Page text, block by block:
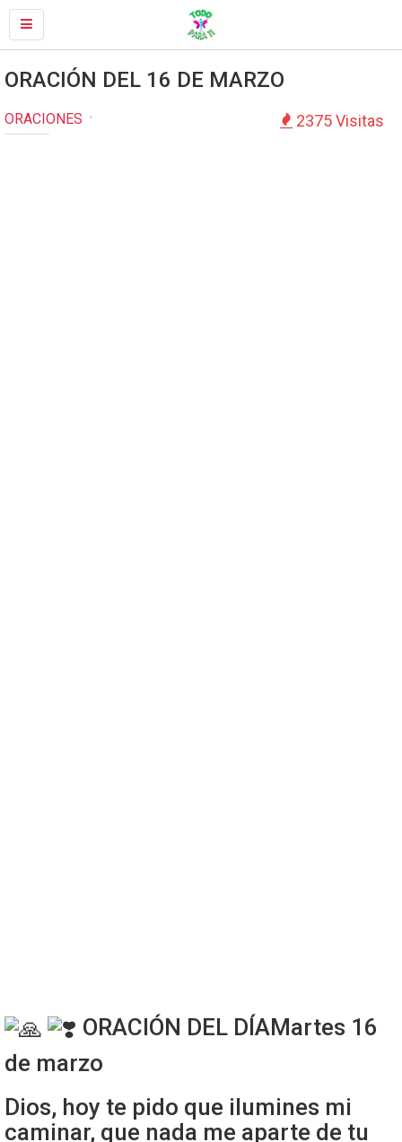
ORACIÓN DEL 16 DE MARZO
ORACIONES 2375 Visitas
ORACIÓN DEL DÍAMartes 16
de marzo
Dios, hoy te pido que ilumines mi
caminar, que nada me aparte de tu